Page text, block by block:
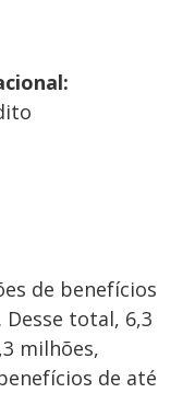
de benefícios
total, 6,3
milhões,
de até